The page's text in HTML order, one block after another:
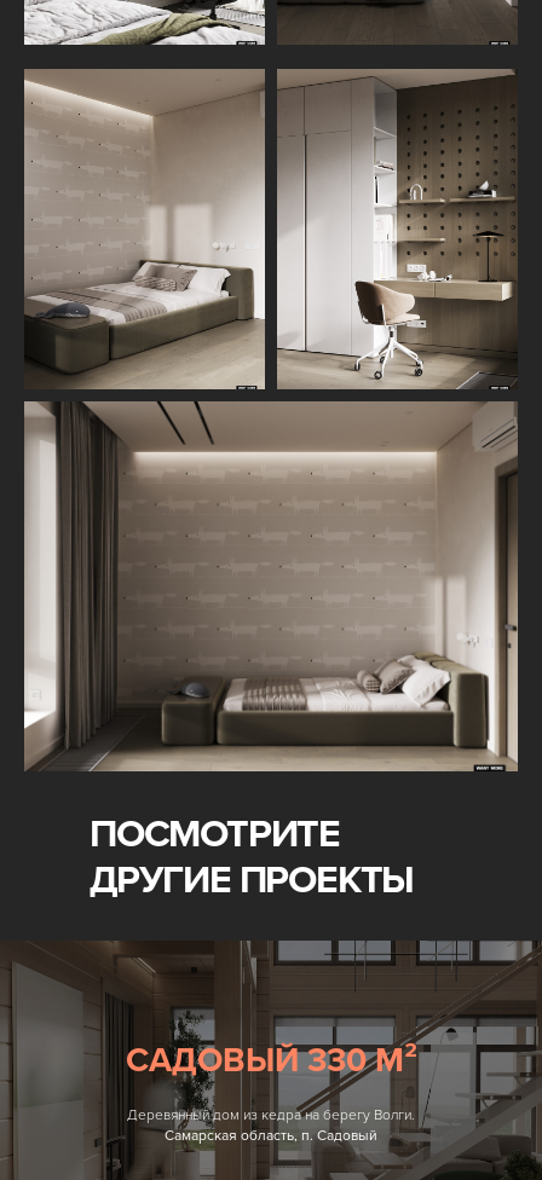
ПОСМОТРИТЕ
ДРУГИЕ ПРОЕКТЫ
САДОВЫЙ 330 М²
Деревянный дом из кедра на берегу Волги.
Самарская область, п. Садовый